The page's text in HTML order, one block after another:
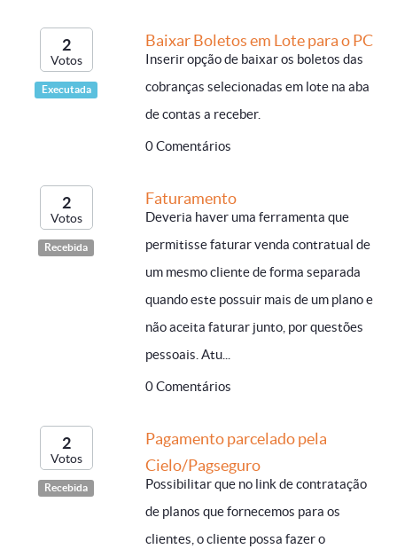
2
Votos
Executada
Baixar Boletos em Lote para o PC
Inserir opção de baixar os boletos das
cobranças selecionadas em lote na aba
de contas a receber.
0 Comentários
2
Votos
Recebida
Faturamento
Deveria haver uma ferramenta que
permitisse faturar venda contratual de
um mesmo cliente de forma separada
quando este possuir mais de um plano e
não aceita faturar junto, por questões
pessoais. Atu...
0 Comentários
2
Votos
Recebida
Pagamento parcelado pela
Cielo/Pagseguro
Possibilitar que no link de contratação
de planos que fornecemos para os
clientes, o cliente possa fazer o